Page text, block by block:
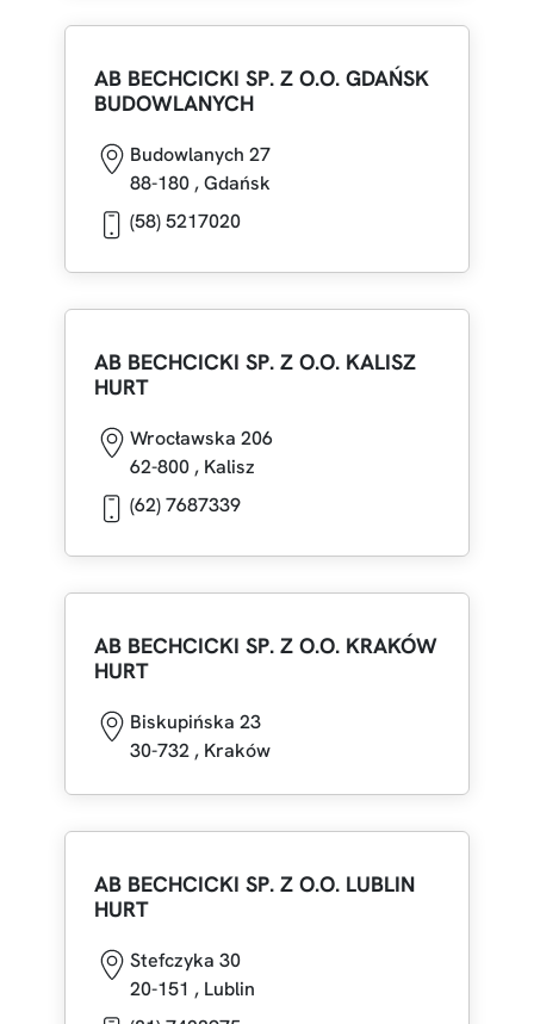
AB BECHCICKI SP. Z O.O. GDAŃSK
BUDOWLANYCH
Budowlanych 27
88-180,Gdańsk
(58) 5217020
AB BECHCICKI SP. Z O.O. KALISZ
HURT
Wrocławska 206
62-800, Kalisz
(62) 7687339
AB BECHCICKI SP. Z O.O. KRAKÓW
HURT
Biskupińska 23
30-732, Kraków
AB BECHCICKI SP. Z O.O. LUBLIN
HURT
Stefczyka 30
20-151 , Lublin